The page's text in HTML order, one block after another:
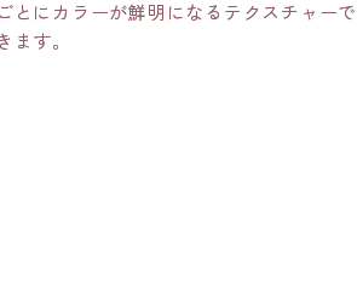
とにカラーが鮮明になるテクスチャーで
す。